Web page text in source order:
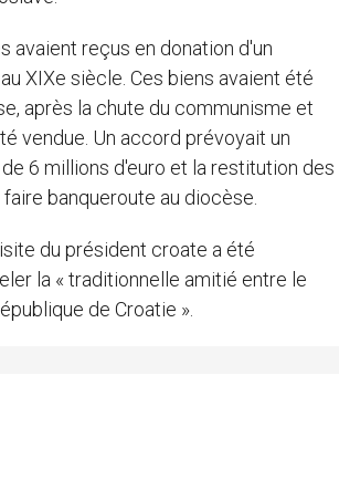
avaient reçus en donation d'un
XIXe siècle. Ces biens avaient été
après la chute du communisme et
vendue. Un accord prévoyait un
6 millions d'euro et la restitution des
banqueroute au diocèse.
du président croate a été
la « traditionnelle amitié entre le
de Croatie ».